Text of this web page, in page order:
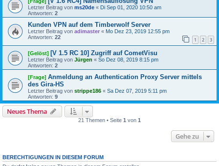
Letzter Beitrag von ms20de « Di Sep 01, 2020 10:50 am
Antworten: 2
Kunden VPN auf dem Timberwolf Server
Letzter Beitrag von adimaster « Mo Dez 23, 2019 12:55 pm
Antworten: 22 1 2 3
[Gelöst] [V 1.5 RC 10] Zugriff auf CometVisu
Letzter Beitrag von Jürgen « So Dez 08, 2019 8:15 pm
Antworten: 2
[Frage] Anmeldung an Authentication Proxy Server mittels
des Gira-HS
Letzter Beitrag von strippe186 « Sa Dez 07, 2019 5:11 pm
Antworten: 9
Neues Thema
21 Themen • Seite 1 von 1
Gehe zu
BERECHTIGUNGEN IN DIESEM FORUM